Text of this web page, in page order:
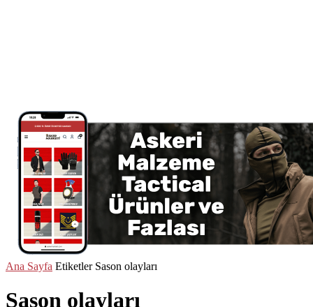
Ana Sayfa Etiketler Sason olayları
Sason olayları